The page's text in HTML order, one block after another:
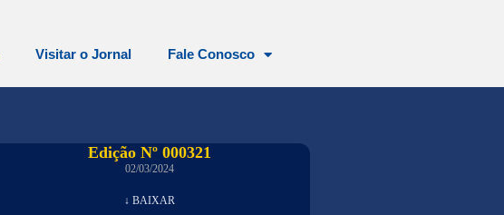
Visitar o Jornal Fale Conosco
Edição Nº 000321
02/03/2024
↓ BAIXAR